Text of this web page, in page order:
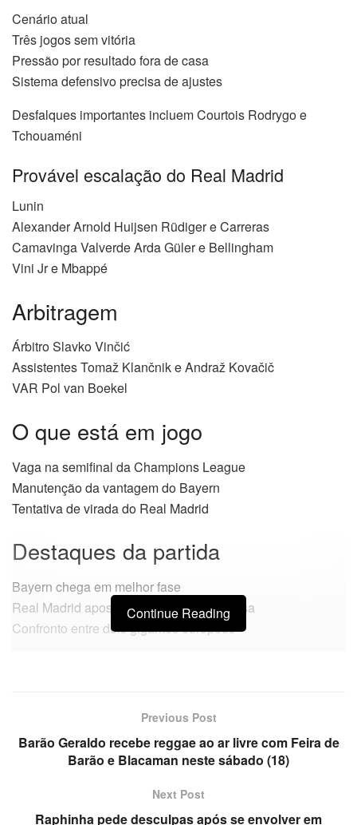
Cenário atual
Três jogos sem vitória
Pressão por resultado fora de casa
Sistema defensivo precisa de ajustes
Desfalques importantes incluem Courtois Rodrygo e
Tchouaméni
Provável escalação do Real Madrid
Lunin
Alexander Arnold Huijsen Rüdiger e Carreras
Camavinga Valverde Arda Güler e Bellingham
Vini Jr e Mbappé
Arbitragem
Árbitro Slavko Vinčić
Assistentes Tomaž Klančnik e Andraž Kovačič
VAR Pol van Boekel
O que está em jogo
Vaga na semifinal da Champions League
Manutenção da vantagem do Bayern
Tentativa de virada do Real Madrid
Destaques da partida
Bayern chega em melhor fase
Real Madrid aposta na reação fora de casa
Confronto entre dois gigantes europeus
Continue Reading
Previous Post
Barão Geraldo recebe reggae ao ar livre com Feira de
Barão e Blacaman neste sábado (18)
Next Post
Raphinha pede desculpas após se envolver em